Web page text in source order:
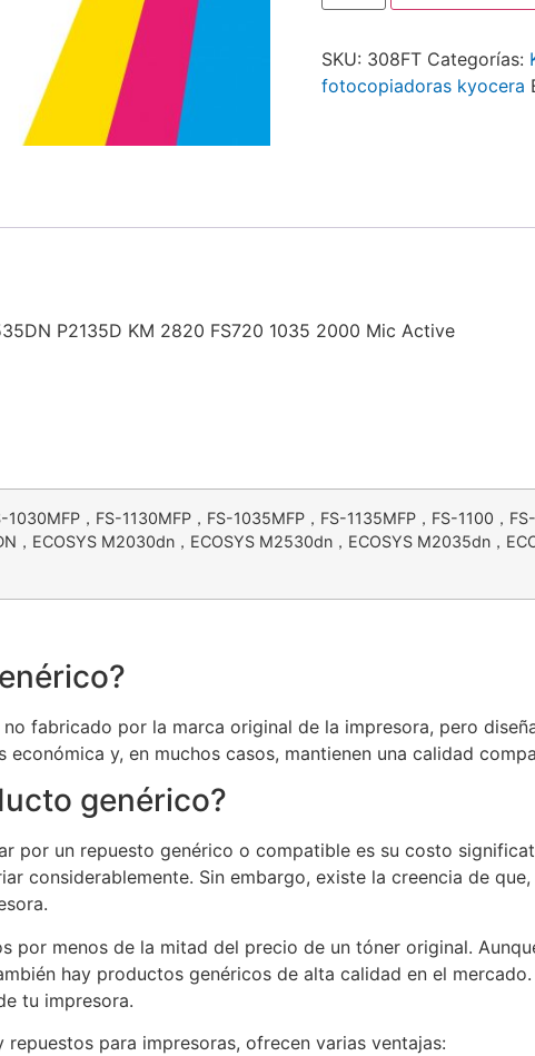
SKU: 308FT Categorías:
fotocopiadoras kyocera
P2135D KM 2820 FS720 1035 2000 Mic Active
，FS-1130MFP，FS-1035MFP，FS-1135MFP，FS-1100，
ECOSYS M2030dn，ECOSYS M2530dn，ECOSYS M2035dn，
fabricado por la marca original de la impresora, pero
y, en muchos casos, mantienen una calidad
genérico?
por un repuesto genérico o compatible es su costo
considerablemente. Sin embargo, existe la creencia de
por menos de la mitad del precio de un tóner original.
hay productos genéricos de alta calidad en el
tu impresora.
para impresoras, ofrecen varias ventajas: